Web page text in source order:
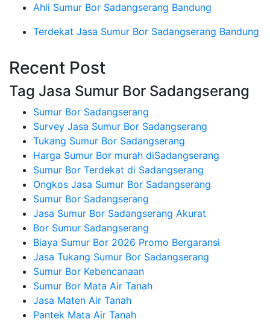
Ahli Sumur Bor Sadangserang Bandung
Terdekat Jasa Sumur Bor Sadangserang Bandung
Recent Post
Tag Jasa Sumur Bor Sadangserang
Sumur Bor Sadangserang
Survey Jasa Sumur Bor Sadangserang
Tukang Sumur Bor Sadangserang
Harga Sumur Bor murah diSadangserang
Sumur Bor Terdekat di Sadangserang
Ongkos Jasa Sumur Bor Sadangserang
Sumur Bor Sadangserang
Jasa Sumur Bor Sadangserang Akurat
Bor Sumur Sadangserang
Biaya Sumur Bor 2026 Promo Bergaransi
Jasa Tukang Sumur Bor Sadangserang
Sumur Bor Kebencanaan
Sumur Bor Mata Air Tanah
Jasa Maten Air Tanah
Pantek Mata Air Tanah